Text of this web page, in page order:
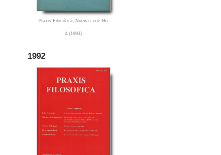
Praxis Filosófica, Nueva serie-No.
4 (1993)
1992